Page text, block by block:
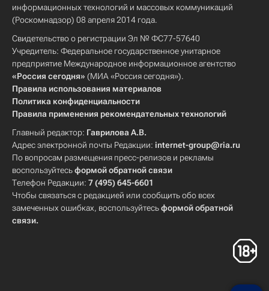
информационных технологий и массовых коммуникаций
(Роскомнадзор) 08 апреля 2014 года.
Свидетельство о регистрации Эл № ФС77-57640
Учредитель: Федеральное государственное унитарное
предприятие Международное информационное агентство
«Россия сегодня» (МИА «Россия сегодня»).
Правила использования материалов
Политика конфиденциальности
Правила применения рекомендательных технологий
Главный редактор: Гаврилова А.В.
Адрес электронной почты Редакции: internet-group@ria.ru
По вопросам размещения пресс-релизов и рекламы
воспользуйтесьформой обратной связи
Телефон Редакции: 7 (495) 645-6601
Чтобы связаться с редакцией или сообщить обо всех
замеченных ошибках, воспользуйтесьформой обратной
связи.